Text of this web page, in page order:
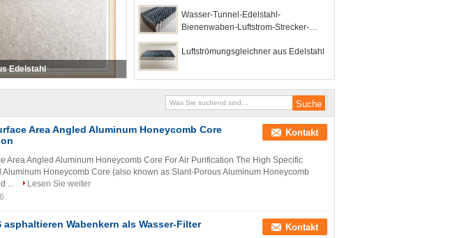
Edelstahl
Wasser-Tunnel-Edelstahl-
Bienenwaben-Luftstrom-Strecker-
Luftströmungsgleichner aus Edelstahl
Area Angled Aluminum Honeycomb Core
Kontakt
Area Angled Aluminum Honeycomb Core For Air Purification The High Specific
Aluminum Honeycomb Core (also known as Slant-Porous Aluminum Honeycomb
...
Lesen Sie weiter
asphaltieren Wabenkern als Wasser-Filter Kontakt